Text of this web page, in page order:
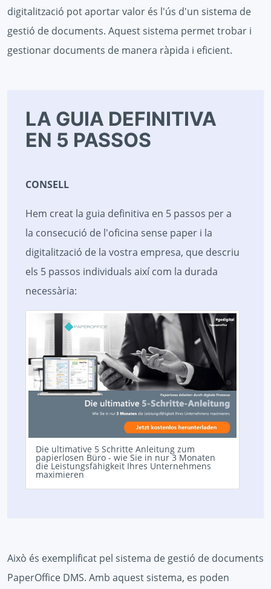
digitalització pot aportar valor és l'ús d'un sistema de
gestió de documents. Aquest sistema permet trobar i
gestionar documents de manera ràpida i eficient.
LA GUIA DEFINITIVA
EN 5 PASSOS
CONSELL
Hem creat la guia definitiva en 5 passos per a
la consecució de l'oficina sense paper i la
digitalització de la vostra empresa, que descriu
els 5 passos individuals així com la durada
necessària:
Die ultimative 5 Schritte Anleitung zum
papierlosen Büro - wie Sie in nur 3 Monaten
die Leistungsfähigkeit Ihres Unternehmens
maximieren
Això és exemplificat pel sistema de gestió de documents
PaperOffice DMS. Amb aquest sistema, es poden